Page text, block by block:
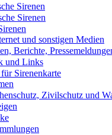
Sirenen
Sirenen
und sonstigen Medien
Berichte,
und Links
Sirenenkarte
Zivilschutz und